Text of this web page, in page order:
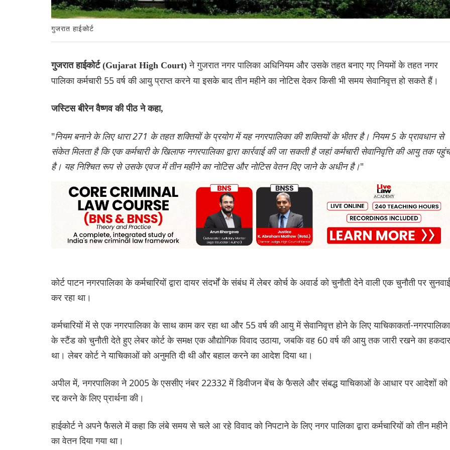
गुजरात हाईकोर्ट
गुजरात हाईकोर्ट (Gujarat High Court) ने गुजरात नगर पालिका अधिनियम और उसके तहत बनाए गए नियमों के तहत नगर
पालिका कर्मचारी 55 वर्ष की आयु प्राप्त करने या इसके बाद तीन महीने का नोटिस देकर किसी भी समय सेवानिवृत्त हो सकते हैं।
जस्टिस बीरेन वैष्णव की पीठ ने कहा,
"नियम बनाने के लिए धारा 271 के तहत शक्तियों के प्रयोग में यह नगरपालिका की शक्तियों के भीतर है। नियम 5 के प्रावधान से
संकेत मिलता है कि एक कर्मचारी के खिलाफ नगरपालिका द्वारा कार्रवाई की जा सकती है जहां कर्मचारी सेवानिवृत्ति की आयु तक
है। यह निश्चित रूप से उसके एवज में तीन महीने का नोटिस और नोटिस वेतन दिए जाने के अधीन है।"
कोर्ट पाटन नगरपालिका के कर्मचारियों द्वारा दायर संदर्भों के संबंध में लेबर कोर्च के अवार्ड को चुनौती देने वाली एक चुनौती पर सुनवाई
कर रहा था।
कर्मचारियों में से एक नगरपालिका के साथ काम कर रहा था और 55 वर्ष की आयु में सेवानिवृत्त होने के लिए याचिकाकर्ता-नगरपालिका
के स्टैंड को चुनौती देते हुए लेबर कोर्ट के समक्ष एक औद्योगिक विवाद उठाया, जबकि वह 60 वर्ष की आयु तक जारी रखने का हकदार
था। लेबर कोर्ट ने याचिकाओं को अनुमति दी थी और बहाल करने का आदेश दिया था।
अपील में, नगरपालिका ने 2005 के एससीए नंबर 22332 में डिवीजन बेंच के फैसले और संबद्ध याचिकाओं के आधार पर आदेशों को
रद्द करने के लिए प्रार्थना की।
हाईकोर्ट ने अपने फैसले में कहा कि लंबे समय से चले आ रहे विवाद को निपटाने के लिए नगर पालिका द्वारा कर्मचारियों को तीन महीने
का वेतन दिया गया था।